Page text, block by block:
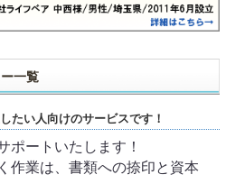
一覧
たい人向けのサービスです！
ポートいたします！
作業は、書類への捺印と資本